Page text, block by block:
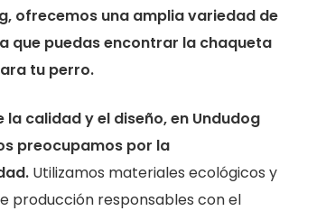
ofrecemos una amplia variedad de
que puedas encontrar la chaqueta
tu perro.
la calidad y el diseño, en Undudog
preocupamos por la
Utilizamos materiales ecológicos y
producción responsables con el